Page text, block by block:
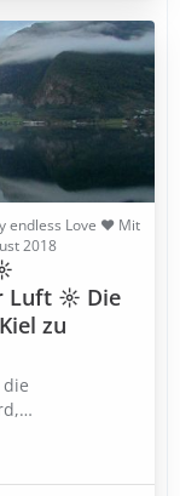
endless Love ♥ Mit
2018
Luft ☼ Die
zu